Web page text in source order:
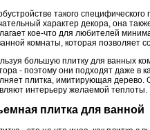
такого
характер декора, она
кое-что для любителей
комнаты, которая позволяет
большую плитку для ванных
- поэтому они подходят даже в
плитка, имитирующая дерево.
интерьеру желаемой теплоты.
плитка для ванной